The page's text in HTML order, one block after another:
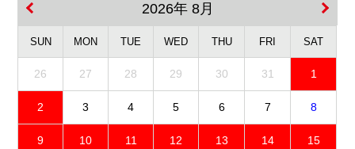
2026年 8月
SUN MON TUE WED THU FRI SAT
26 27 28 29 30 31 1
2 3 4 5 6 7 8
9 10 11 12 13 14 15